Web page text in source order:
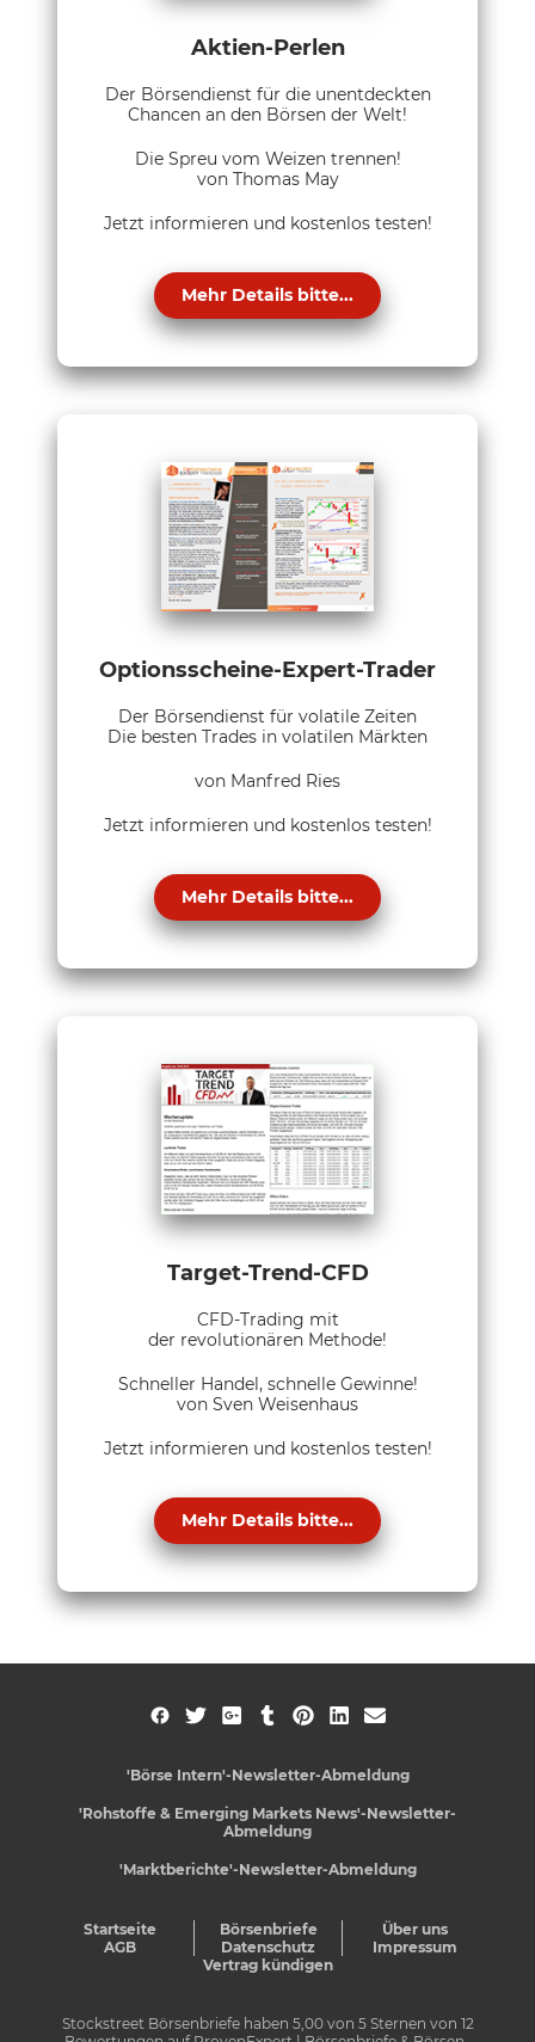
Aktien-Perlen
Der Börsendienst für die unentdeckten
Chancen an den Börsen der Welt!
Die Spreu vom Weizen trennen!
von Thomas May
Jetzt informieren und kostenlos testen!
Mehr Details bitte...
Optionsscheine-Expert-Trader
Der Börsendienst für volatile Zeiten
Die besten Trades in volatilen Märkten
von Manfred Ries
Jetzt informieren und kostenlos testen!
Mehr Details bitte...
Target-Trend-CFD
CFD-Trading mit
der revolutionären Methode!
Schneller Handel, schnelle Gewinne!
von Sven Weisenhaus
Jetzt informieren und kostenlos testen!
Mehr Details bitte...
'Börse Intern'-Newsletter-Abmeldung
'Rohstoffe & Emerging Markets News'-Newsletter-
Abmeldung
'Marktberichte'-Newsletter-Abmeldung
Startseite Börsenbriefe
Über uns
AGB
Datenschutz
Impressum
Vertrag kündigen
Stockstreet Börsenbriefe haben 5,00von 5Sternen von 12